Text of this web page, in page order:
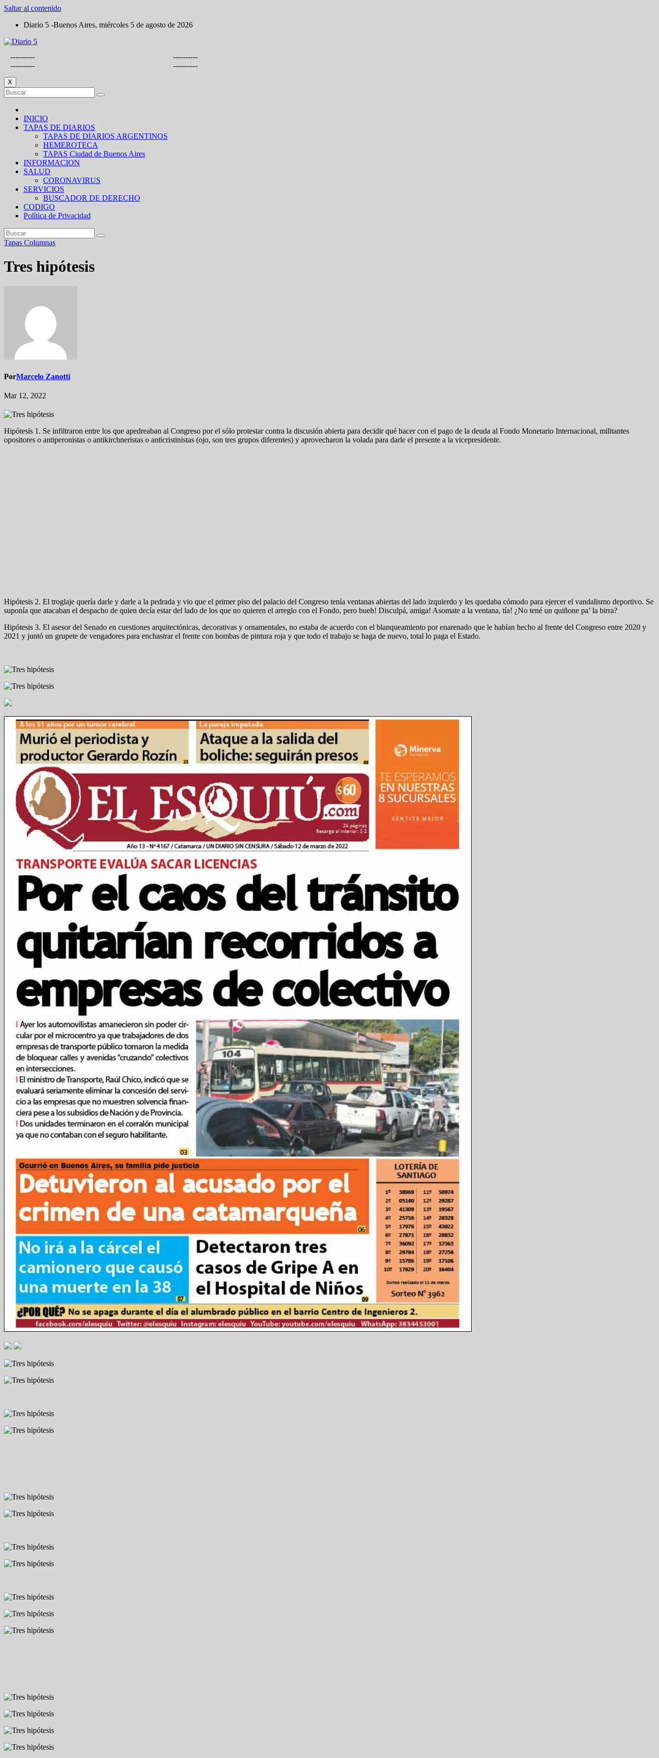
Saltar al contenido
Diario 5 -Buenos Aires, miércoles 5 de agosto de 2026
----------
----------
----------
----------
X
INICIO
TAPAS DE DIARIOS
TAPAS DE DIARIOS ARGENTINOS
HEMEROTECA
TAPAS Ciudad de Buenos Aires
INFORMACION
SALUD
CORONAVIRUS
SERVICIOS
BUSCADOR DE DERECHO
CODIGO
Política de Privacidad
Tapas Columnas
Tres hipótesis
PorMarcelo Zanotti
Mar 12, 2022
Hipótesis 1. Se infiltraron entre los que apedreaban al Congreso por el sólo protestar contra la discusión abierta para decidir qué hacer con el pago de la deuda al Fondo Monetario Internacional, militantes
opositores o antiperonistas o antikirchneristas o anticristinistas (ojo, son tres grupos diferentes) y aprovecharon la volada para darle el presente a la vicepresidente.
Hipótesis 2. El troglaje quería darle y darle a la pedrada y vio que el primer piso del palacio del Congreso tenía ventanas abiertas del lado izquierdo y les quedaba cómodo para ejercer el vandalismo deportivo. Se
suponía que atacaban el despacho de quien decía estar del lado de los que no quieren el arreglo con el Fondo, pero bueh! Disculpá, amiga! Asomate a la ventana, tía! ¿No tené un quiñone pa’ la birra?
Hipótesis 3. El asesor del Senado en cuestiones arquitectónicas, decorativas y ornamentales, no estaba de acuerdo con el blanqueamiento por enarenado que le habían hecho al frente del Congreso entre 2020 y
2021 y juntó un grupete de vengadores para enchastrar el frente con bombas de pintura roja y que todo el trabajo se haga de nuevo, total lo paga el Estado.